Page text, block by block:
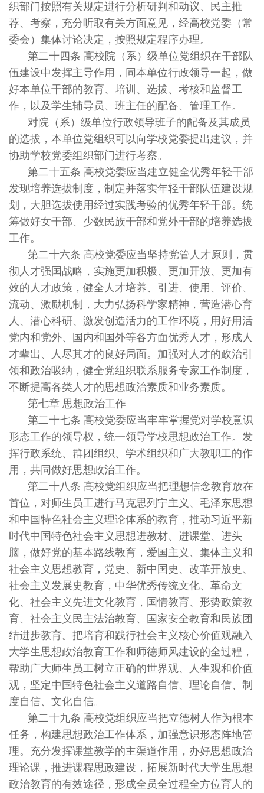
织部门按照有关规定进行分析研判和动议、民主推
荐、考察，充分听取有关方面意见，经高校党委（常
委会）集体讨论决定，按照规定程序办理。
第二十四条 高校院（系）级单位党组织在干部队
伍建设中发挥主导作用，同本单位行政领导一起，做
好本单位干部的教育、培训、选拔、考核和监督工
作，以及学生辅导员、班主任的配备、管理工作。
对院（系）级单位行政领导班子的配备及其成员
的选拔，本单位党组织可以向学校党委提出建议，并
协助学校党委组织部门进行考察。
第二十五条 高校党委应当建立健全优秀年轻干部
发现培养选拔制度，制定并落实年轻干部队伍建设规
划，大胆选拔使用经过实践考验的优秀年轻干部。统
筹做好女干部、少数民族干部和党外干部的培养选拔
工作。
第二十六条 高校党委应当坚持党管人才原则，贯
彻人才强国战略，实施更加积极、更加开放、更加有
效的人才政策，健全人才培养、引进、使用、评价、
流动、激励机制，大力弘扬科学家精神，营造潜心育
人、潜心科研、激发创造活力的工作环境，用好用活
党内和党外、国内和国外等各方面优秀人才，形成人
才辈出、人尽其才的良好局面。加强对人才的政治引
领和政治吸纳，健全党组织联系服务专家工作制度，
不断提高各类人才的思想政治素质和业务素质。
第七章 思想政治工作
第二十七条 高校党委应当牢牢掌握党对学校意识
形态工作的领导权，统一领导学校思想政治工作。发
挥行政系统、群团组织、学术组织和广大教职工的作
用，共同做好思想政治工作。
第二十八条 高校党组织应当把理想信念教育放在
首位，对师生员工进行马克思列宁主义、毛泽东思想
和中国特色社会主义理论体系的教育，推动习近平新
时代中国特色社会主义思想进教材、进课堂、进头
脑，做好党的基本路线教育，爱国主义、集体主义和
社会主义思想教育，党史、新中国史、改革开放史、
社会主义发展史教育，中华优秀传统文化、革命文
化、社会主义先进文化教育，国情教育、形势政策教
育、社会主义民主法治教育、国家安全教育和民族团
结进步教育。把培育和践行社会主义核心价值观融入
大学生思想政治教育工作和师德师风建设的全过程，
帮助广大师生员工树立正确的世界观、人生观和价值
观，坚定中国特色社会主义道路自信、理论自信、制
度自信、文化自信。
第二十九条 高校党组织应当把立德树人作为根本
任务，构建思想政治工作体系，加强意识形态阵地管
理。充分发挥课堂教学的主渠道作用，办好思想政治
理论课，推进课程思政建设，拓展新时代大学生思想
政治教育的有效途径，形成全员全过程全方位育人的